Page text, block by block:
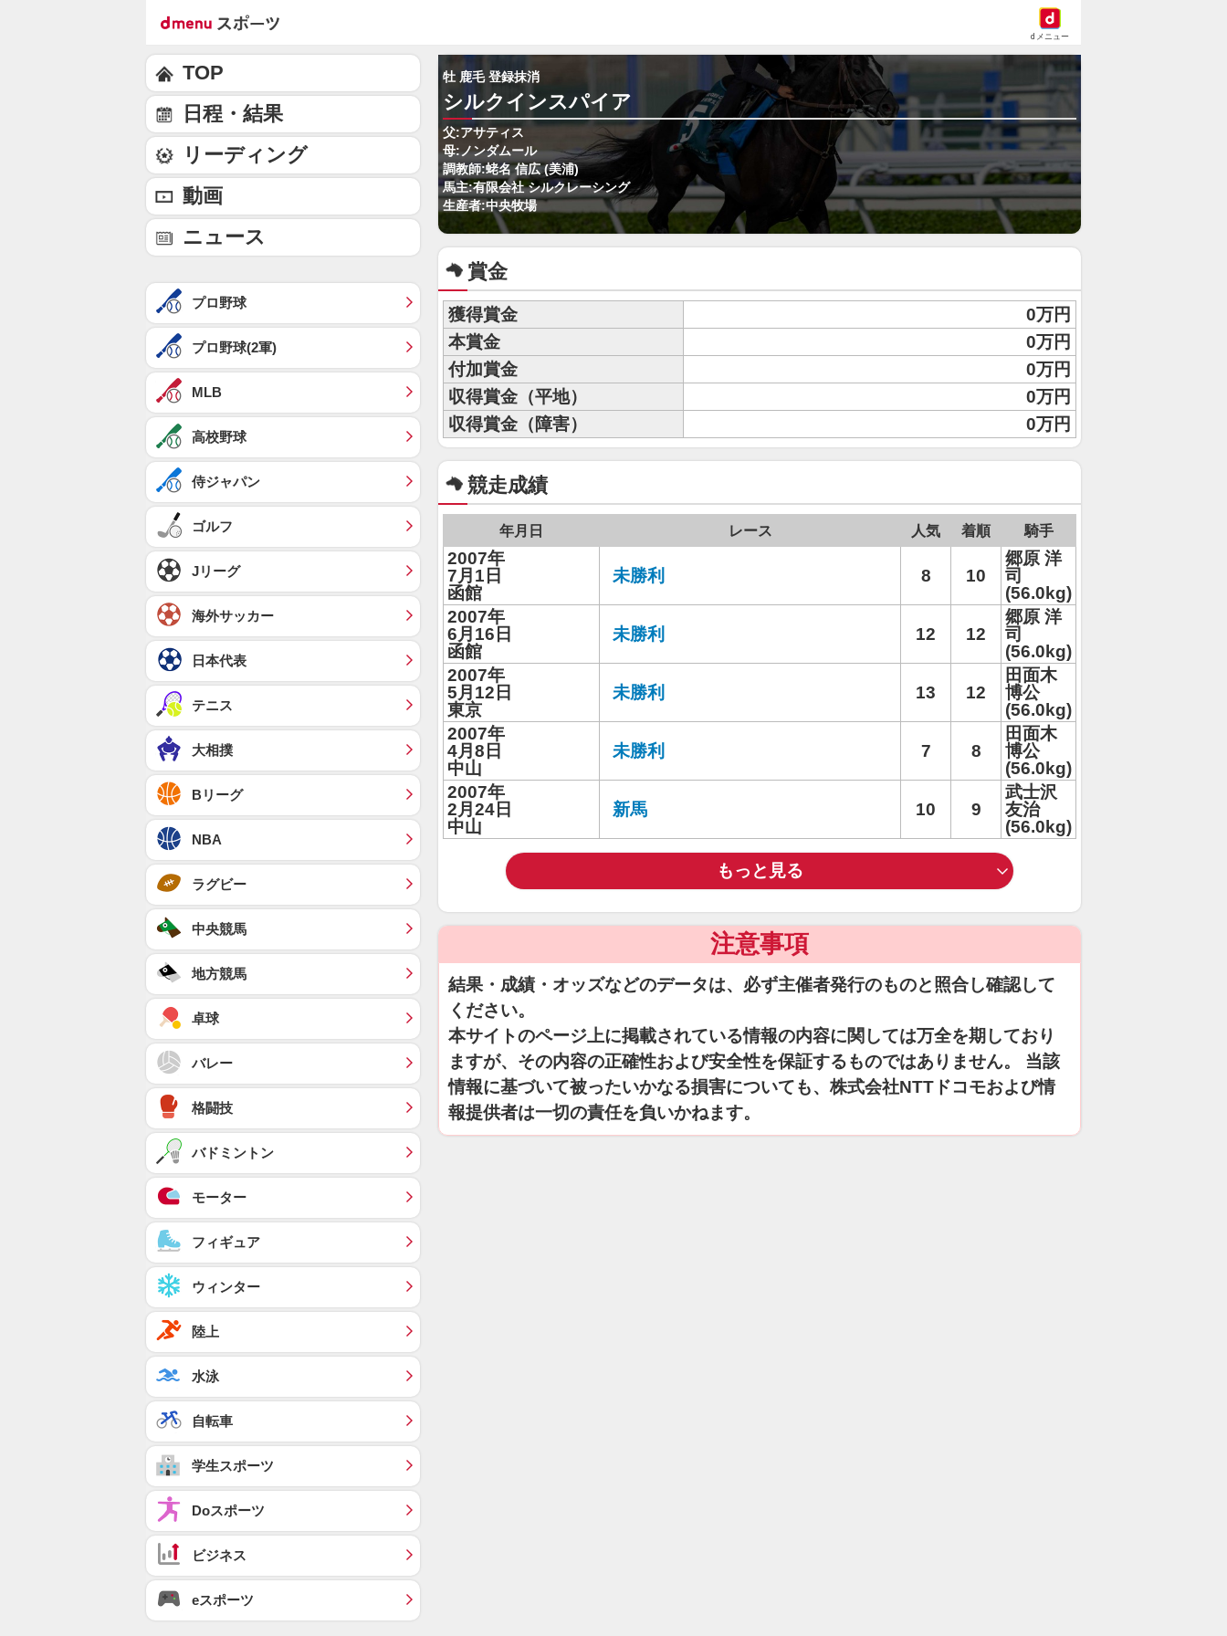
dメニュー
牡 鹿毛 登録抹消
シルクインスパイア
父:アサティス
母:ノンダムール
調教師:蛯名 信広 (美浦)
馬主:有限会社 シルクレーシング
生産者:中央牧場
賞金
獲得賞金
0万円
本賞金
0万円
付加賞金
0万円
収得賞金（平地）
0万円
収得賞金（障害）
0万円
競走成績
年月日 レース 人気 着順 騎手
2007年
7月1日
函館
未勝利 8 10
郷原 洋
司
(56.0kg)
2007年
6月16日
函館
未勝利 12 12
郷原 洋
司
(56.0kg)
2007年
5月12日
東京
未勝利 13 12
田面木
博公
(56.0kg)
2007年
4月8日
中山
未勝利 7 8
田面木
博公
(56.0kg)
2007年
2月24日
中山
新馬 10 9
武士沢
友治
(56.0kg)
もっと見る
注意事項
結果・成績・オッズなどのデータは、必ず主催者発行のものと照合し確認して
ください。
本サイトのページ上に掲載されている情報の内容に関しては万全を期しており
ますが、その内容の正確性および安全性を保証するものではありません。 当該
情報に基づいて被ったいかなる損害についても、株式会社NTTドコモおよび情
報提供者は一切の責任を負いかねます。
TOP
日程・結果
リーディング
動画
ニュース
プロ野球
プロ野球(2軍)
MLB
高校野球
侍ジャパン
ゴルフ
Jリーグ
海外サッカー
日本代表
テニス
大相撲
Bリーグ
NBA
ラグビー
中央競馬
地方競馬
卓球
バレー
格闘技
バドミントン
モーター
フィギュア
ウィンター
陸上
水泳
自転車
学生スポーツ
Doスポーツ
ビジネス
eスポーツ